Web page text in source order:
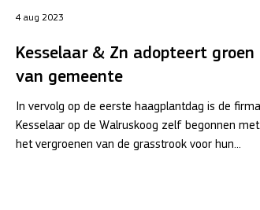
Kesselaar & Zn adopteert groen
van gemeente
In vervolg op de eerste haagplantdag is de firma
Kesselaar op de Walruskoog zelf begonnen met
het vergroenen van de grasstrook voor hun...
4 aug 2023